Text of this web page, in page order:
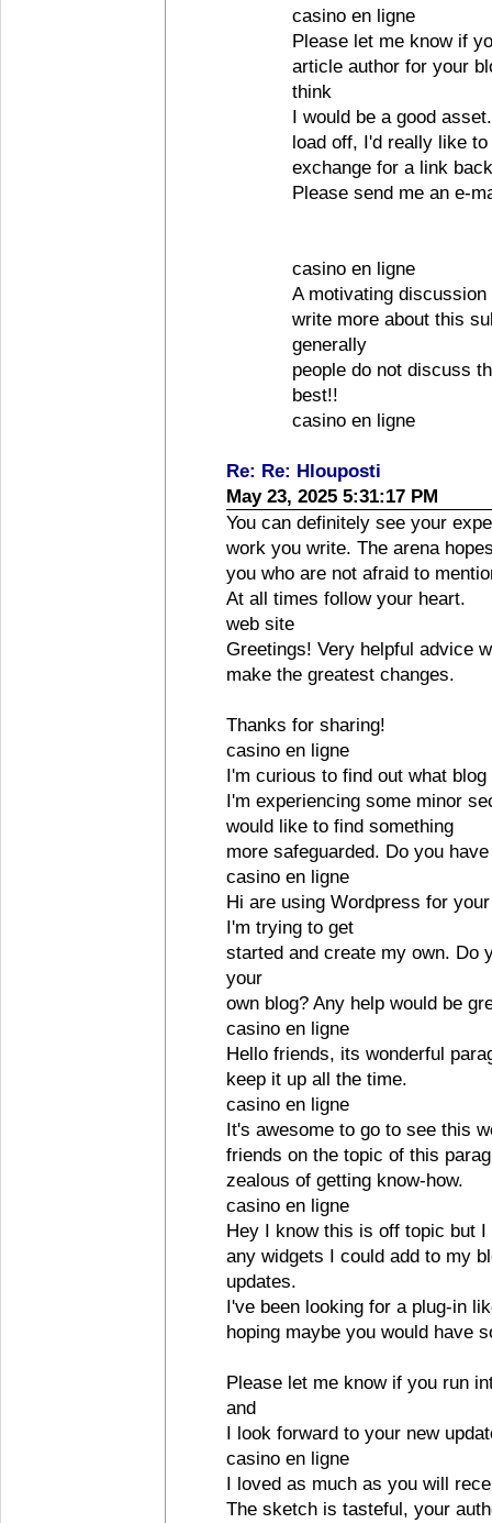
casino en ligne
Please let me know if
article author for your
think
I would be a good
load off, I'd really like
exchange for a link
Please send me an e-
casino en ligne
A motivating
write more about this
generally
people do not discuss
best!!
casino en ligne
Re: Re: Hlouposti
May 23, 2025 5:31:17 PM
You can definitely see your
work you write. The arena
you who are not afraid to
At all times follow your heart.
web site
Greetings! Very helpful advice
make the greatest changes.
Thanks for sharing!
casino en ligne
I'm curious to find out what
I'm experiencing some minor
would like to find something
more safeguarded. Do you
casino en ligne
Hi are using Wordpress for
I'm trying to get
started and create my own. Do
your
own blog? Any help would be
casino en ligne
Hello friends, its wonderful
keep it up all the time.
casino en ligne
It's awesome to go to see this
friends on the topic of this
zealous of getting know-how.
casino en ligne
Hey I know this is off topic but
any widgets I could add to my
updates.
I've been looking for a plug-in
hoping maybe you would have
Please let me know if you run
and
I look forward to your new
casino en ligne
I loved as much as you will
The sketch is tasteful, your